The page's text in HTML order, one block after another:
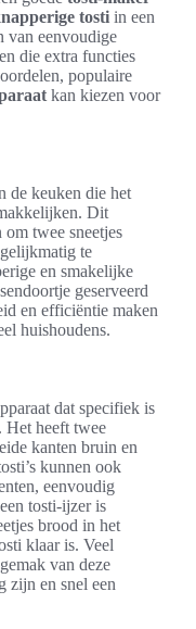
tosti in een
van eenvoudige
die extra functies
populaire
kan kiezen voor
de keuken die het
Dit
twee sneetjes
te
en smakelijke
geserveerd
en efficiëntie maken
huishoudens.
dat specifiek is
Het heeft twee
kanten bruin en
kunnen ook
eenvoudig
tosti-ijzer is
brood in het
klaar is. Veel
van deze
zijn en snel een